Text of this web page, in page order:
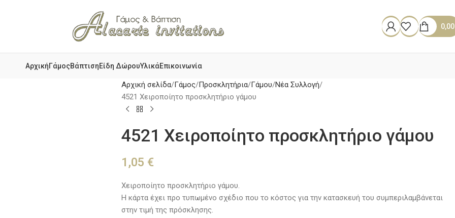
ΑρχικήΓάμοςΒάπτισηΕίδη ΔώρουΥλικάΕπικοινωνία
Αρχική σελίδα Γάμος Προσκλητήρια Γάμου Νέα Συλλογή
4521 Χειροποίητο προσκλητήριο γάμου
4521 Χειροποίητο προσκλητήριο γάμου
1,05 €
Χειροποίητο προσκλητήριο γάμου.
Η κάρτα έχει προ τυπωμένο σχέδιο που το κόστος για την κατασκευή του συμπεριλαμβάνεται
στην τιμή της πρόσκλησης.